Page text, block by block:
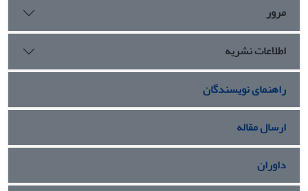
مرور
اطلاعات نشریه
راهنمای نویسندگان
ارسال مقاله
داوران